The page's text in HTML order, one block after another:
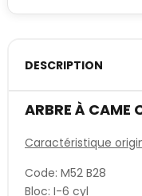
DESCRIPTION
ARBRE À CAME
Caractéristique
Code: M52 B28
Bloc: I-6 cyl